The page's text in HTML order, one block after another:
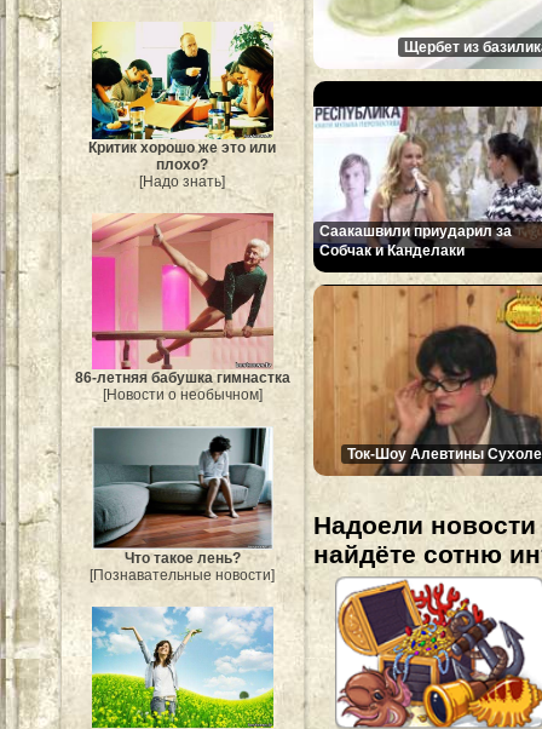
Критик хорошо же это или
плохо?
[Надо знать]
86-летняя бабушка гимнастка
[Новости о необычном]
Что такое лень?
[Познавательные новости]
Щербет из
Саакашвили приударил за
Собчак и Канделаки
Ток-Шоу Алевтины
Надоели
найдёте сотню